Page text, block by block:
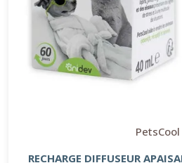
PetsCool
RECHARGE DIFFUSEUR